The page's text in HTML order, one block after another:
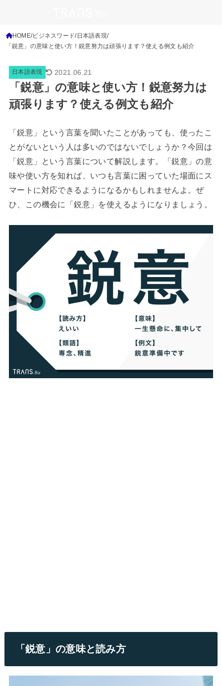
HOME ビジネスワード 日本語表現
「鋭意」の意味と使い方！鋭意努力は頑張ります？使える例文も紹介
日本語表現 2021.06.21
「鋭意」の意味と使い方！鋭意努力は
頑張ります？使える例文も紹介
「鋭意」という言葉を聞いたことがあっても、使ったこ
とがないという人は多いのではないでしょうか？今回は
「鋭意」という言葉について解説します。「鋭意」の意
味や使い方を知れば、いつも言葉に困っていた場面にス
マートに対応できるようになるかもしれませんよ。ぜ
ひ、この機会に「鋭意」を使えるようになりましょう。
「鋭意」の意味と読み方